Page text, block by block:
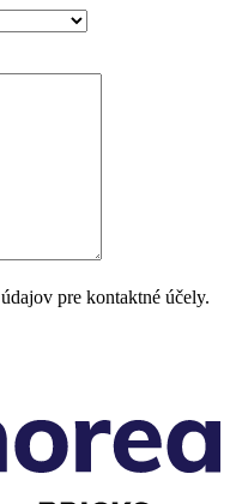
pre kontaktné účely.